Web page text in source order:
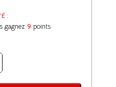
:
gagnez 9 points